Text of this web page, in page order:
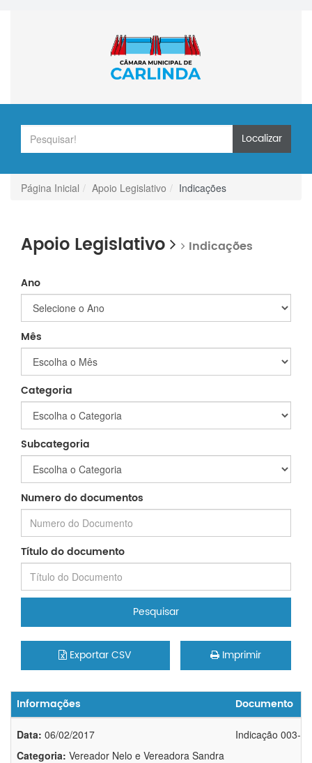
Localizar
Página Inicial Apoio Legislativo Indicações
Apoio Legislativo Indicações
Ano
Mês
Categoria
Subcategoria
Numero do documentos
Título do documento
Pesquisar
Exportar CSV Imprimir
Informações Documento
Data: 06/02/2017
Categoria: Vereador Nelo e Vereadora Sandra
Indicação 003-